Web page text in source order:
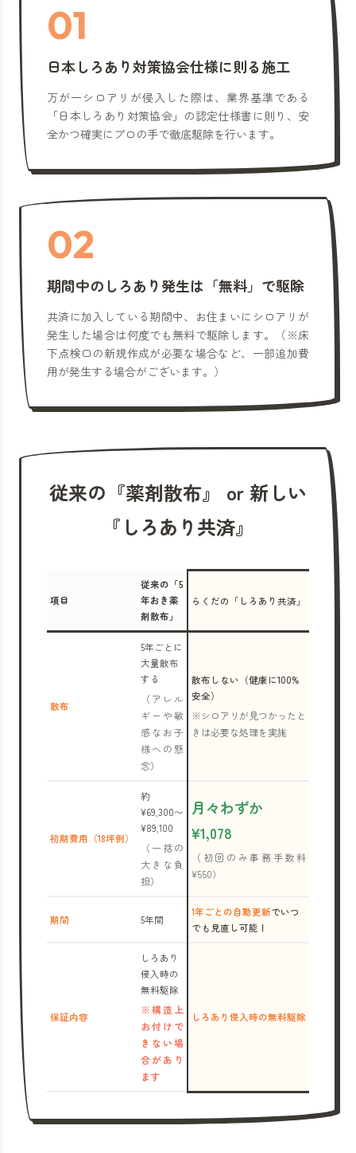
01
日本しろあり対策協会仕様に則る施工
万が一シロアリが侵入した際は、業界基準である
「日本しろあり対策協会」の認定仕様書に則り、安
全かつ確実にプロの手で徹底駆除を行います。
02
期間中のしろあり発生は「無料」で駆除
共済に加入している期間中、お住まいにシロアリが
発生した場合は何度でも無料で駆除します。（※床
下点検口の新規作成が必要な場合など、一部追加費
用が発生する場合がございます。）
従来の『薬剤散布』 or 新しい
『しろあり共済』
項目
従来の「5
年おき薬
剤散布」
らくだの「しろあり共済」
散布
5年ごとに
大量散布
する
（アレル
ギーや敏
感なお子
様への懸
念）
散布しない（健康に100%
安全）
※シロアリが見つかったと
きは必要な処理を実施
初期費用（18坪例）
約
¥69,300〜
¥89,100
（一括の
大きな負
担）
月々わずか
¥1,078
（初回のみ事務手数料
¥550）
期間 5年間
1年ごとの自動更新でいつ
でも見直し可能！
保証内容
しろあり
侵入時の
無料駆除
※構造上
お付けで
きない場
合があり
ます
しろあり侵入時の無料駆除